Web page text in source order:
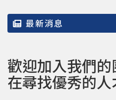
最新消息
歡迎加入我們
在尋找優秀的人